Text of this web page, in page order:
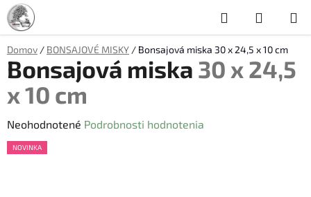
Prejsť
na
obsah
Hľadať
KOŠÍK
Domov / BONSAJOVÉ MISKY / Bonsajová miska 30 x 24,5 x 10 cm
Bonsajová miska 30 x 24,5
x 10 cm
Priemerné
hodnotenie
Neohodnotené Podrobnosti hodnotenia
NOVINKA